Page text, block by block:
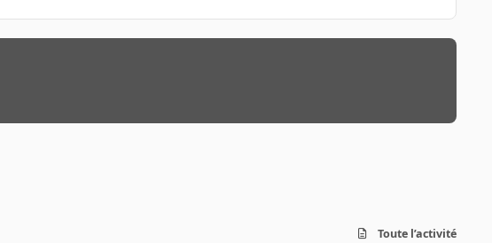
Toute l’activité